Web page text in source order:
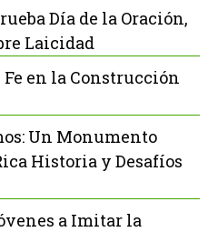
Día de la Oración,
Laicidad
en la Construcción
Un Monumento
Historia y Desafíos
a Imitar la